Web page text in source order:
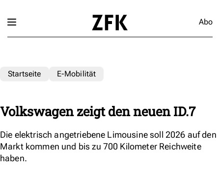
Abo
Startseite E-Mobilität
Volkswagen zeigt den neuen ID.7
Die elektrisch angetriebene Limousine soll 2026 auf den
Markt kommen und bis zu 700 Kilometer Reichweite
haben.